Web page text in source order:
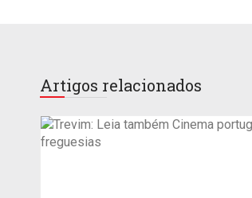
Artigos relacionados